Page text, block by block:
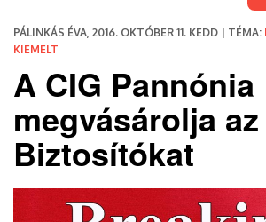
PÁLINKÁS ÉVA, 2016. OKTÓBER 11. KEDD | TÉMA:
KIEMELT
A CIG Pannónia
megvásárolja
Biztosítókat